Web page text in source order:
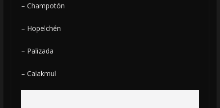
– Champotón
– Hopelchén
– Palizada
– Calakmul